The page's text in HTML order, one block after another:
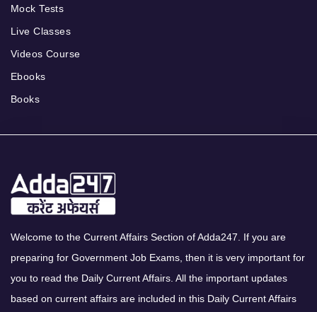
Mock Tests
Live Classes
Videos Course
Ebooks
Books
Welcome to the Current Affairs Section of Adda247. If you are
preparing for Government Job Exams, then it is very important for
you to read the Daily Current Affairs. All the important updates
based on current affairs are included in this Daily Current Affairs